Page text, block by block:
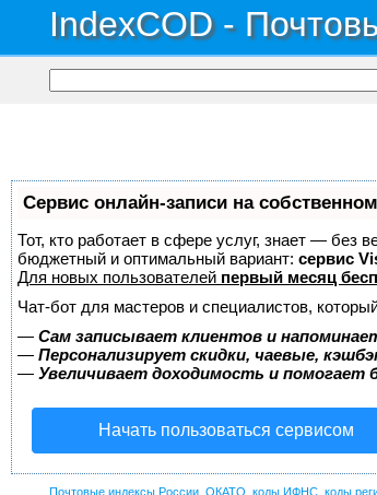
IndexCOD -
Сервис онлайн-записи на
Тот, кто работает в сфере услуг, знает — без
бюджетный и оптимальный вариант: сервис
Для новых пользователей первый месяц
Чат-бот для мастеров и специалистов,
— Сам записывает клиентов и
— Персонализирует скидки, чаевые,
— Увеличивает доходимость и помогает
Начать пользоваться сервисом
Почтовые индексы России, ОКАТО, коды ИФНС, коды